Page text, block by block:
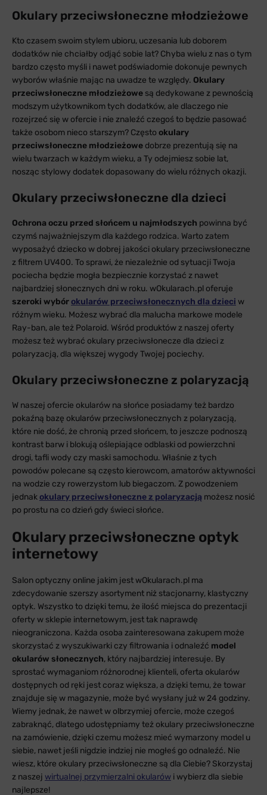
Okulary przeciwsłoneczne młodzieżowe
Kto czasem swoim stylem ubioru, uczesania lub doborem
dodatków nie chciałby odjąć sobie lat? Chyba wielu z nas o tym
bardzo często myśli i nawet podświadomie dokonuje pewnych
wyborów właśnie mając na uwadze te względy. Okulary
przeciwsłoneczne młodzieżowe są dedykowane z pewnością
modszym użytkownikom tych dodatków, ale dlaczego nie
rozejrzeć się w ofercie i nie znaleźć czegoś to będzie pasować
także osobom nieco starszym? Często okulary
przeciwsłoneczne młodzieżowe dobrze prezentują się na
wielu twarzach w każdym wieku, a Ty odejmiesz sobie lat,
nosząc stylowy dodatek dopasowany do wielu różnych okazji.
Okulary przeciwsłoneczne dla dzieci
Ochrona oczu przed słońcem u najmłodszych powinna być
czymś najważniejszym dla każdego rodzica. Warto zatem
wyposażyć dziecko w dobrej jakości okulary przeciwsłoneczne
z filtrem UV400. To sprawi, że niezależnie od sytuacji Twoja
pociecha będzie mogła bezpiecznie korzystać z nawet
najbardziej słonecznych dni w roku. wOkularach.pl oferuje
szeroki wybórokularów przeciwsłonecznych dla dzieci w
różnym wieku. Możesz wybrać dla malucha markowe modele
Ray-ban, ale też Polaroid. Wśród produktów z naszej oferty
możesz też wybrać okulary przeciwsłonecze dla dzieci z
polaryzacją, dla większej wygody Twojej pociechy.
Okulary przeciwsłoneczne z polaryzacją
W naszej ofercie okularów na słońce posiadamy też bardzo
pokaźną bazę okularów przeciwsłonecznych z polaryzacją,
które nie dość, że chronią przed słońcem, to jeszcze podnoszą
kontrast barw i blokują oślepiające odblaski od powierzchni
drogi, tafli wody czy maski samochodu. Właśnie z tych
powodów polecane są często kierowcom, amatorów aktywności
na wodzie czy rowerzystom lub biegaczom. Z powodzeniem
jednakokulary przeciwsłoneczne z polaryzacją możesz nosić
po prostu na co dzień gdy świeci słońce.
Okulary przeciwsłoneczne optyk
internetowy
Salon optyczny online jakim jest wOkularach.pl ma
zdecydowanie szerszy asortyment niż stacjonarny, klastyczny
optyk. Wszystko to dzięki temu, że ilość miejsca do prezentacji
oferty w sklepie internetowym, jest tak naprawdę
nieograniczona. Każda osoba zainteresowana zakupem może
skorzystać z wyszukiwarki czy filtrowania i odnaleźć model
okularów słonecznych, który najbardziej interesuje. By
sprostać wymaganiom różnorodnej klienteli, oferta okularów
dostępnych od ręki jest coraz większa, a dzięki temu, że towar
znajduje się w magazynie, może być wysłany już w 24 godziny.
Wiemy jednak, że nawet w olbrzymiej ofercie, może czegoś
zabraknąć, dlatego udostępniamy też okulary przeciwsłoneczne
na zamówienie, dzięki czemu możesz mieć wymarzony model u
siebie, nawet jeśli nigdzie indziej nie mogłeś go odnaleźć. Nie
wiesz, które okulary przeciwsłoneczne są dla Ciebie? Skorzystaj
z naszej wirtualnej przymierzalni okularów i wybierz dla siebie
najlepsze!